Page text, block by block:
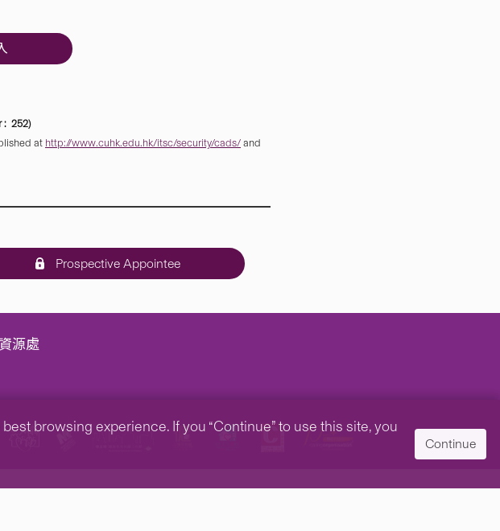
: 252)
at http://www.cuhk.edu.hk/itsc/security/cads/ and
Prospective Appointee
源處
browsing experience. If you “Continue” to use this site, you
Continue